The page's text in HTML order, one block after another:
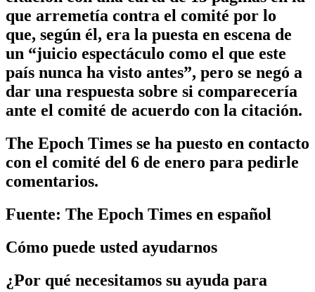
que arremetía contra el comité por lo
que, según él, era la puesta en escena de
un “juicio espectáculo como el que este
país nunca ha visto antes”, pero se negó a
dar una respuesta sobre si comparecería
ante el comité de acuerdo con la citación.
The Epoch Times se ha puesto en contacto
con el comité del 6 de enero para pedirle
comentarios.
Fuente: The Epoch Times en español
Cómo puede usted ayudarnos
¿Por qué necesitamos su ayuda para